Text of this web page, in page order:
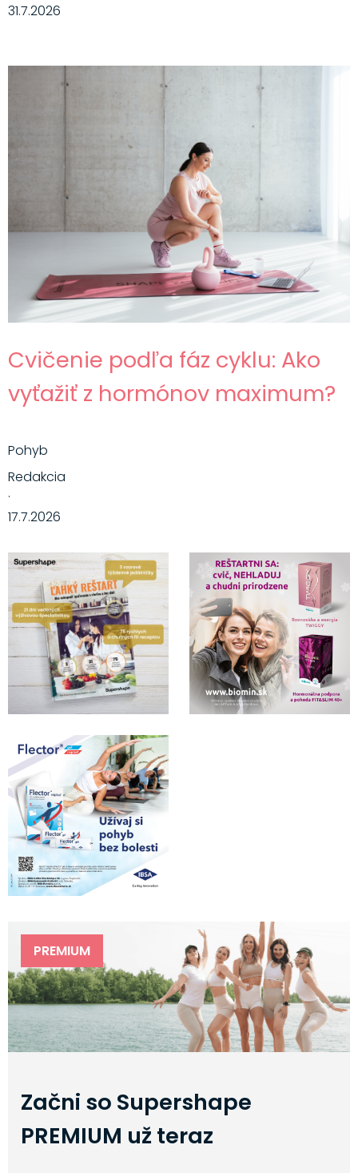
31.7.2026
Cvičenie podľa fáz cyklu: Ako
vyťažiť z hormónov maximum?
Pohyb
Redakcia
·
17.7.2026
PREMIUM
Začni so Supershape
PREMIUM už teraz